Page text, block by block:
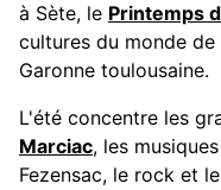
à Sète, le Printemps
cultures du monde de
Garonne toulousaine.
L'été concentre les
Marciac, les
Fezensac, le rock et